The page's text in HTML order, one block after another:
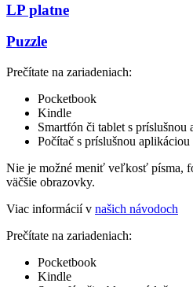
LP platne
Puzzle
Prečítate na zariadeniach:
Pocketbook
Kindle
Smartfón či tablet s príslušnou
Počítač s príslušnou aplikáciou
Nie je možné meniť veľkosť písma,
väčšie obrazovky.
Viac informácií v našich návodoch
Prečítate na zariadeniach:
Pocketbook
Kindle